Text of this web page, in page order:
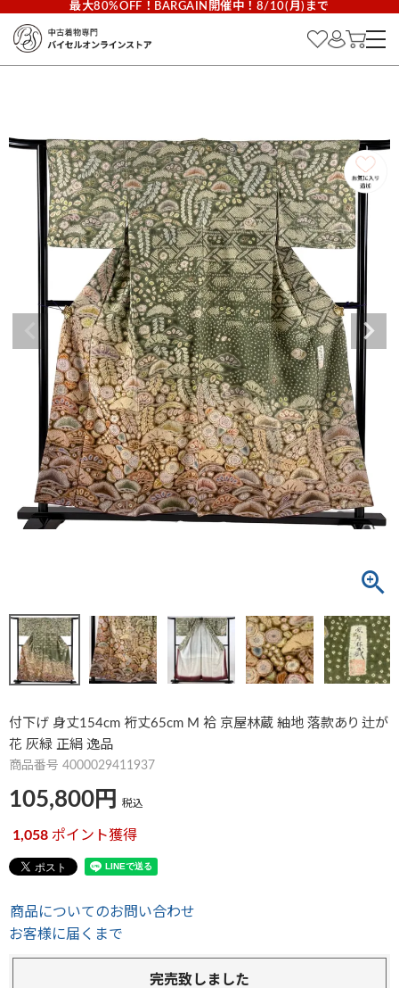
最大80%OFF！BARGAIN開催中！8/10(月)まで
付下げ 身丈154cm 裄丈65cm M 袷 京屋林蔵 紬地 落款あり 辻が
花 灰緑 正絹 逸品
商品番号 4000029411937
105,800 税込
1,058 ポイント獲得
商品についてのお問い合わせ
お客様に届くまで
完売致しました